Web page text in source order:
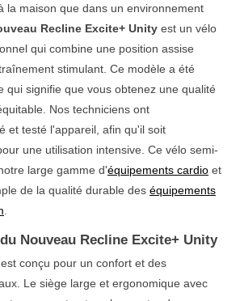
la maison que dans un environnement
Recline Excite+ Unity est un vélo
qui combine une position assise
stimulant. Ce modèle a été
qui signifie que vous obtenez une qualité
Nos techniciens ont
et testé l'appareil, afin qu'il soit
une utilisation intensive. Ce vélo semi-
large gamme d'équipements cardio et
de la qualité durable des équipements
Nouveau Recline Excite+ Unity
conçu pour un confort et des
Le siège large et ergonomique avec